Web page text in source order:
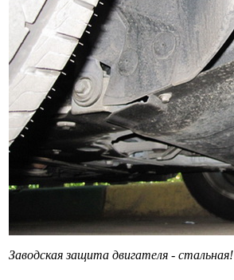
Заводская защита двигателя - стальная!